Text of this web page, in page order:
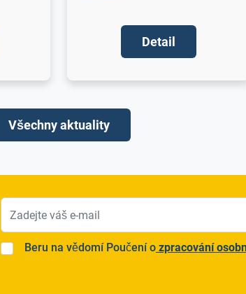
Detail
Všechny aktuality
NEVIDITELNÉ POLE (PONECHTE PRÁZDNÉ)
VÁŠ E-MAIL
Beru na vědomí Poučení ozpracování